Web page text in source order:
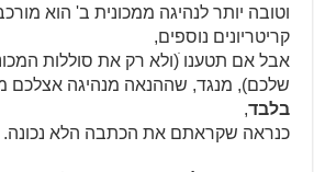
וטובה יותר לנהיגה ממכונית ב' הוא מורכב
קריטריונים נוספים,
אבל אם תטענו ׁ(ולא רק את סוללות
שלכם), מנגד, שההנאה מנהיגה אצלכם
בלבד,
כנראה שקראתם את הכתבה הלא נכונה.